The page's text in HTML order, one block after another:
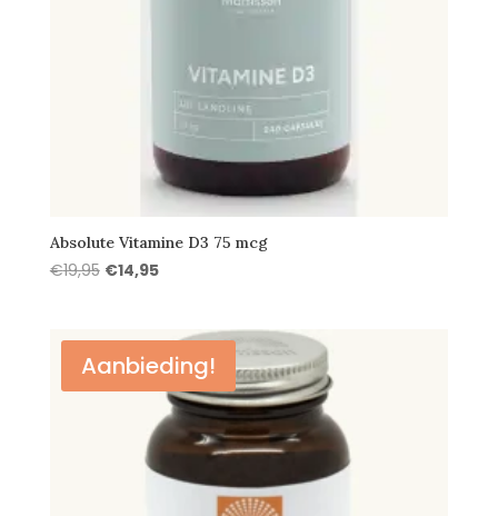
Absolute Vitamine D3 75 mcg
€19,95 Oorspronkelijke
€19,95.
€14,95Huidige
€14,95.
Aanbieding!